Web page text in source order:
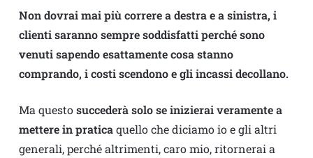
Non dovrai mai più correre a destra e a sinistra, i
clienti saranno sempre soddisfatti perché sono
venuti sapendo esattamente cosa stanno
comprando, i costi scendono e gli incassi decollano.
Ma questosuccederà solo se inizierai veramente a
mettere in praticaquello che diciamo io e gli altri
generali, perché altrimenti, caro mio, ritornerai a